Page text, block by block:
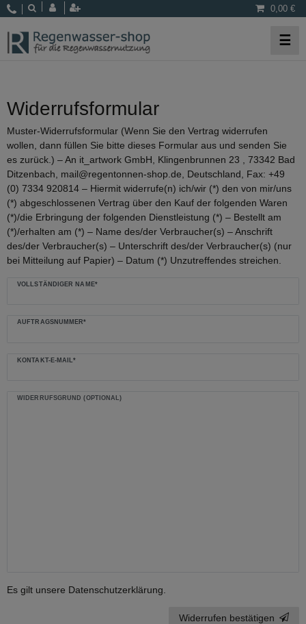
0,00 €
☰
Widerrufs­formular
Muster-Widerrufsformular (Wenn Sie den Vertrag widerrufen
wollen, dann füllen Sie bitte dieses Formular aus und senden Sie
es zurück.) – An it_artwork GmbH, Klingenbrunnen 23 , 73342 Bad
Ditzenbach, mail@regentonnen-shop.de, Deutschland, Fax: +49
(0) 7334 920814 – Hiermit widerrufe(n) ich/wir (*) den von mir/uns
(*) abgeschlossenen Vertrag über den Kauf der folgenden Waren
(*)/die Erbringung der folgenden Dienstleistung (*) – Bestellt am
(*)/erhalten am (*) – Name des/der Verbraucher(s) – Anschrift
des/der Verbraucher(s) – Unterschrift des/der Verbraucher(s) (nur
bei Mitteilung auf Papier) – Datum (*) Unzutreffendes streichen.
VOLLSTÄNDIGER NAME*
AUFTRAGSNUMMER*
KONTAKT-E-MAIL*
WIDERRUFSGRUND (OPTIONAL)
Es gilt unsere Daten­schutz­erklärung
Ceres::Template.mailFormHoneypotLabel
Widerrufen bestätigen